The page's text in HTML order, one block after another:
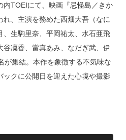
c
e
b
o
o
内TOEIにて、映画『忌怪島／きか
、主演を務めた西畑大吾（なに
、生駒里奈、平岡祐太、水石亜飛
谷凜香、當真あみ、なだぎ武、伊
が集結。本作を象徴する不気味な
ックに公開日を迎えた心境や撮影